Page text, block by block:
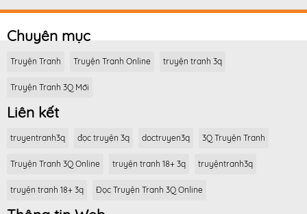
Chuyên mục
Truyện Tranh Truyện Tranh Online truyện tranh 3q
Truyện Tranh 3Q Mới
Liên kết
truyentranh3q đọc truyện 3q doctruyen3q 3Q Truyện Tranh
Truyện Tranh 3Q Online truyện tranh 18+ 3q truyệntranh3q
truyện tranh 18+ 3q Đọc Truyện Tranh 3Q Online